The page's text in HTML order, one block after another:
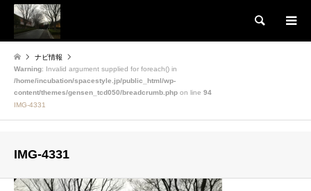
検索
ナビ情報
Warning: Invalid argument supplied for foreach() in
/home/incubation/spacestyle.jp/public_html/wp-
content/themes/gensen_tcd050/breadcrumb.php on line 94
IMG-4331
IMG-4331